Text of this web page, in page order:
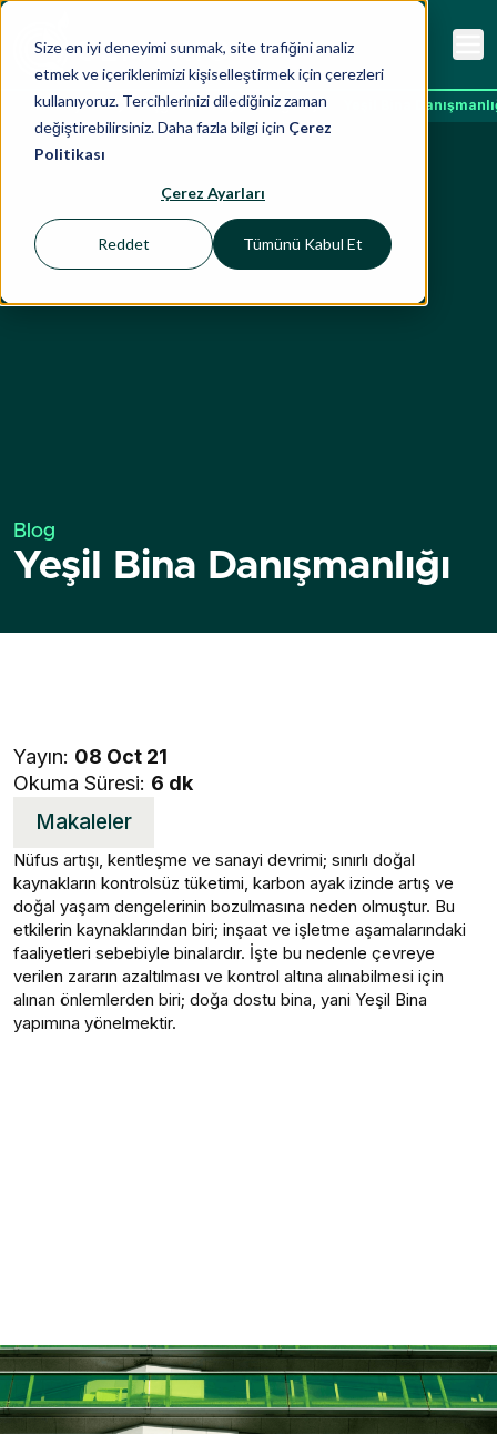
Size en iyi deneyimi sunmak, site trafiğini analiz
etmek ve içeriklerimizi kişiselleştirmek için çerezleri
kullanıyoruz. Tercihlerinizi dilediğiniz zaman
değiştirebilirsiniz. Daha fazla bilgi için Çerez
Politikası
Çerez Ayarları
Tümünü Kabul Et
Reddet
Ana Sayfa İçgörüler Blog Yeşil Bina
Blog
Yeşil Bina Danışmanlığı
Makaleler
Yayın: 08 Oct 21
Okuma Süresi: 6 dk
Nüfus artışı, kentleşme ve sanayi devrimi; sınırlı doğal
kaynakların kontrolsüz tüketimi, karbon ayak izinde artış ve
doğal yaşam dengelerinin bozulmasına neden olmuştur. Bu
etkilerin kaynaklarından biri; inşaat ve işletme aşamalarındaki
faaliyetleri sebebiyle binalardır. İşte bu nedenle çevreye
verilen zararın azaltılması ve kontrol altına alınabilmesi için
alınan önlemlerden biri; doğa dostu bina, yani Yeşil Bina
yapımına yönelmektir.